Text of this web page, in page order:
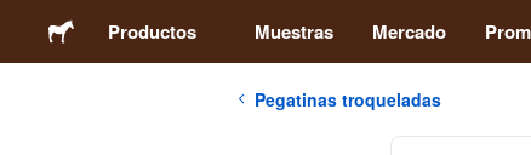
Productos Muestras Mercado
Pegatinas troqueladas